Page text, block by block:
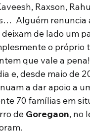
Raxson,
Alguém renuncia
de lado um
o próprio
que vale a pena!
e, desde maio de
a dar apoio a
70 famílias em
de Goregaon, no